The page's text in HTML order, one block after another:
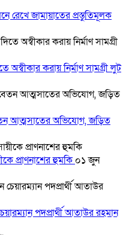
রেখে জামায়াতের প্রস্তুতিমূলক
অস্বীকার করায় নির্মাণ সামগ্রী লুট
আত্মসাতের অভিযোগ, জড়িত
প্রাণনাশের হুমকি ০১ জুন
পদপ্রার্থী আতাউর রহমান